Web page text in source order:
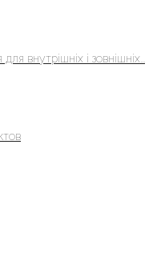
внутрішніх і зовнішніх...